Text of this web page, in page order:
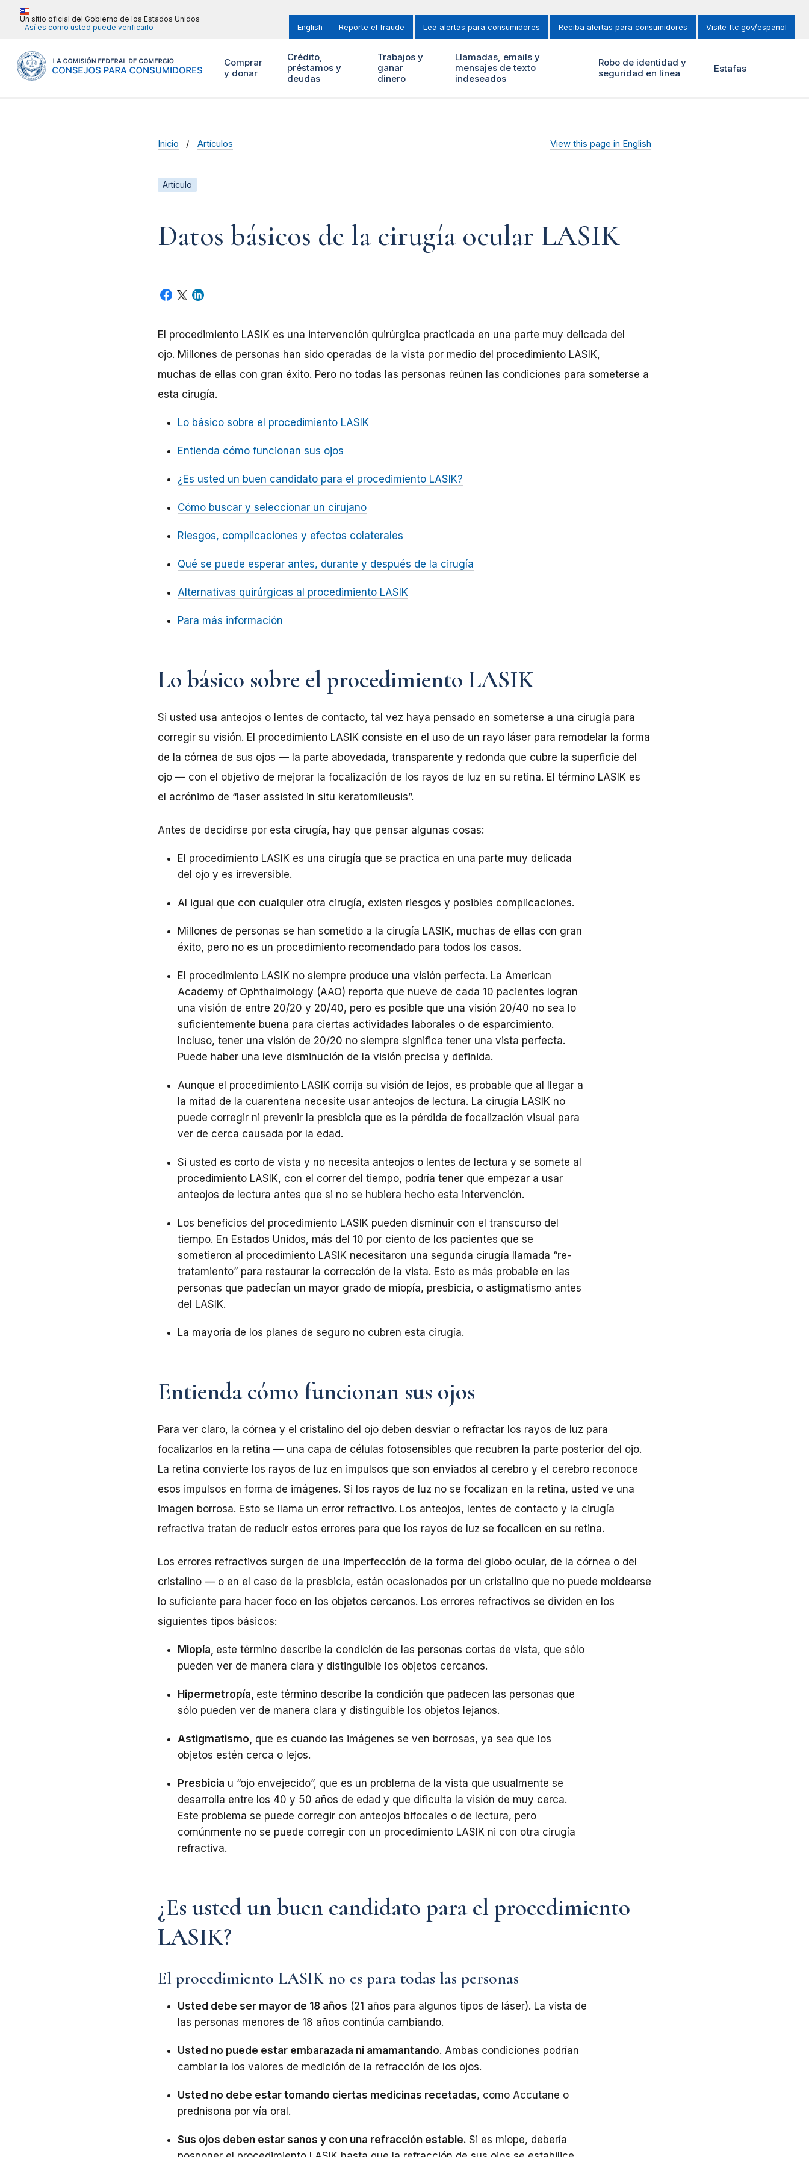
Un sitio oficial del Gobierno de los Estados Unidos
Así es como usted puede verificarlo
English Reporte el fraude Lea alertas para consumidores Reciba alertas para consumidores Visite ftc.gov/espanol
Comprar
y donar
Crédito,
préstamos y
deudas
Trabajos y
ganar
dinero
Llamadas, emails y
mensajes de texto
indeseados
Robo de identidad y
seguridad en línea
Estafas
Inicio Artículos View this page in English
Artículo
Datos básicos de la cirugía ocular LASIK
El procedimiento LASIK es una intervención quirúrgica practicada en una parte muy delicada del
ojo. Millones de personas han sido operadas de la vista por medio del procedimiento LASIK,
muchas de ellas con gran éxito. Pero no todas las personas reúnen las condiciones para someterse a
esta cirugía.
Lo básico sobre el procedimiento LASIK
Entienda cómo funcionan sus ojos
¿Es usted un buen candidato para el procedimiento LASIK?
Cómo buscar y seleccionar un cirujano
Riesgos, complicaciones y efectos colaterales
Qué se puede esperar antes, durante y después de la cirugía
Alternativas quirúrgicas al procedimiento LASIK
Para más información
Lo básico sobre el procedimiento LASIK
Si usted usa anteojos o lentes de contacto, tal vez haya pensado en someterse a una cirugía para
corregir su visión. El procedimiento LASIK consiste en el uso de un rayo láser para remodelar la forma
de la córnea de sus ojos — la parte abovedada, transparente y redonda que cubre la superficie del
ojo — con el objetivo de mejorar la focalización de los rayos de luz en su retina. El término LASIK es
el acrónimo de “laser assisted in situ keratomileusis”.
Antes de decidirse por esta cirugía, hay que pensar algunas cosas:
El procedimiento LASIK es una cirugía que se practica en una parte muy delicada
del ojo y es irreversible.
Al igual que con cualquier otra cirugía, existen riesgos y posibles complicaciones.
Millones de personas se han sometido a la cirugía LASIK, muchas de ellas con gran
éxito, pero no es un procedimiento recomendado para todos los casos.
El procedimiento LASIK no siempre produce una visión perfecta. La American
Academy of Ophthalmology (AAO) reporta que nueve de cada 10 pacientes logran
una visión de entre 20/20 y 20/40, pero es posible que una visión 20/40 no sea lo
suficientemente buena para ciertas actividades laborales o de esparcimiento.
Incluso, tener una visión de 20/20 no siempre significa tener una vista perfecta.
Puede haber una leve disminución de la visión precisa y definida.
Aunque el procedimiento LASIK corrija su visión de lejos, es probable que al llegar a
la mitad de la cuarentena necesite usar anteojos de lectura. La cirugía LASIK no
puede corregir ni prevenir la presbicia que es la pérdida de focalización visual para
ver de cerca causada por la edad.
Si usted es corto de vista y no necesita anteojos o lentes de lectura y se somete al
procedimiento LASIK, con el correr del tiempo, podría tener que empezar a usar
anteojos de lectura antes que si no se hubiera hecho esta intervención.
Los beneficios del procedimiento LASIK pueden disminuir con el transcurso del
tiempo. En Estados Unidos, más del 10 por ciento de los pacientes que se
sometieron al procedimiento LASIK necesitaron una segunda cirugía llamada “re-
tratamiento” para restaurar la corrección de la vista. Esto es más probable en las
personas que padecían un mayor grado de miopía, presbicia, o astigmatismo antes
del LASIK.
La mayoría de los planes de seguro no cubren esta cirugía.
Entienda cómo funcionan sus ojos
Para ver claro, la córnea y el cristalino del ojo deben desviar o refractar los rayos de luz para
focalizarlos en la retina — una capa de células fotosensibles que recubren la parte posterior del ojo.
La retina convierte los rayos de luz en impulsos que son enviados al cerebro y el cerebro reconoce
esos impulsos en forma de imágenes. Si los rayos de luz no se focalizan en la retina, usted ve una
imagen borrosa. Esto se llama un error refractivo. Los anteojos, lentes de contacto y la cirugía
refractiva tratan de reducir estos errores para que los rayos de luz se focalicen en su retina.
Los errores refractivos surgen de una imperfección de la forma del globo ocular, de la córnea o del
cristalino — o en el caso de la presbicia, están ocasionados por un cristalino que no puede moldearse
lo suficiente para hacer foco en los objetos cercanos. Los errores refractivos se dividen en los
siguientes tipos básicos:
Miopía, este término describe la condición de las personas cortas de vista, que sólo
pueden ver de manera clara y distinguible los objetos cercanos.
Hipermetropía, este término describe la condición que padecen las personas que
sólo pueden ver de manera clara y distinguible los objetos lejanos.
Astigmatismo, que es cuando las imágenes se ven borrosas, ya sea que los
objetos estén cerca o lejos.
Presbicia u “ojo envejecido”, que es un problema de la vista que usualmente se
desarrolla entre los 40 y 50 años de edad y que dificulta la visión de muy cerca.
Este problema se puede corregir con anteojos bifocales o de lectura, pero
comúnmente no se puede corregir con un procedimiento LASIK ni con otra cirugía
refractiva.
¿Es usted un buen candidato para el procedimiento
LASIK?
El procedimiento LASIK no es para todas las personas
Usted debe ser mayor de 18 años (21 años para algunos tipos de láser). La vista de
las personas menores de 18 años continúa cambiando.
Usted no puede estar embarazada ni amamantando. Ambas condiciones podrían
cambiar la los valores de medición de la refracción de los ojos.
Usted no debe estar tomando ciertas medicinas recetadas, como Accutane o
prednisona por vía oral.
Sus ojos deben estar sanos y con una refracción estable. Si es miope, debería